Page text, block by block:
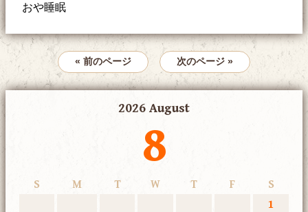
おや睡眠
« 前のページ 次のページ »
2026 August
8
S M T W T F
S
1